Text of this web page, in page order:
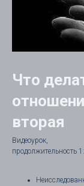
Что
вторая
Видеоурок,
продолжительность